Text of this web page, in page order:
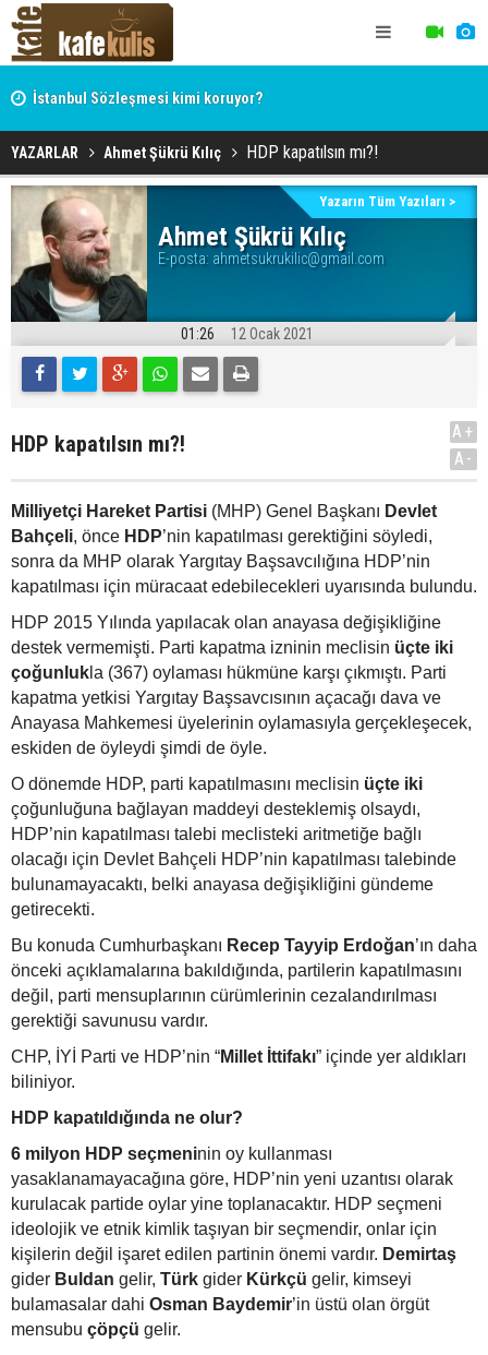
YAZARLAR Ahmet Şükrü Kılıç HDP kapatılsın mı?!
Ahmet Şükrü Kılıç
E-posta: ahmetsukrukilic@gmail.com
Yazarın Tüm Yazıları >
01:26 12 Ocak 2021
HDP kapatılsın mı?!
A+
A-
Milliyetçi Hareket Partisi (MHP) Genel Başkanı Devlet
Bahçeli, önce HDP’nin kapatılması gerektiğini söyledi,
sonra da MHP olarak Yargıtay Başsavcılığına HDP’nin
kapatılması için müracaat edebilecekleri uyarısında bulundu.
HDP 2015 Yılında yapılacak olan anayasa değişikliğine
destek vermemişti. Parti kapatma izninin meclisin üçte iki
çoğunluk la (367) oylaması hükmüne karşı çıkmıştı. Parti
kapatma yetkisi Yargıtay Başsavcısının açacağı dava ve
Anayasa Mahkemesi üyelerinin oylamasıyla gerçekleşecek,
eskiden de öyleydi şimdi de öyle.
O dönemde HDP, parti kapatılmasını meclisin üçte iki
çoğunluğuna bağlayan maddeyi desteklemiş olsaydı,
HDP’nin kapatılması talebi meclisteki aritmetiğe bağlı
olacağı için Devlet Bahçeli HDP’nin kapatılması talebinde
bulunamayacaktı, belki anayasa değişikliğini gündeme
getirecekti.
Bu konuda Cumhurbaşkanı Recep Tayyip Erdoğan’ın daha
önceki açıklamalarına bakıldığında, partilerin kapatılmasını
değil, parti mensuplarının cürümlerinin cezalandırılması
gerektiği savunusu vardır.
CHP, İYİ Parti ve HDP’nin “Millet İttifakı” içinde yer aldıkları
biliniyor.
HDP kapatıldığında ne olur?
6 milyon HDP seçmeninin oy kullanması
yasaklanamayacağına göre, HDP’nin yeni uzantısı olarak
kurulacak partide oylar yine toplanacaktır. HDP seçmeni
ideolojik ve etnik kimlik taşıyan bir seçmendir, onlar için
kişilerin değil işaret edilen partinin önemi vardır. Demirtaş
gider Buldan gelir, Türk gider Kürkçü gelir, kimseyi
bulamasalar dahi Osman Baydemir’in üstü olan örgüt
mensubu çöpçü gelir.